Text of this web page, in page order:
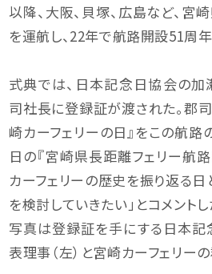
以降、大阪、貝塚、広島など、
を運航し、22年で航路開設51周年
式典では、日本記念日協会の
司社長に登録証が渡された。郡
崎カーフェリーの日』をこの航路
日の『宮崎県長距離フェリー航
カーフェリーの歴史を振り返る日
を検討していきたい」とコメントし
写真は登録証を手にする日本
表理事（左）と宮崎カーフェリー